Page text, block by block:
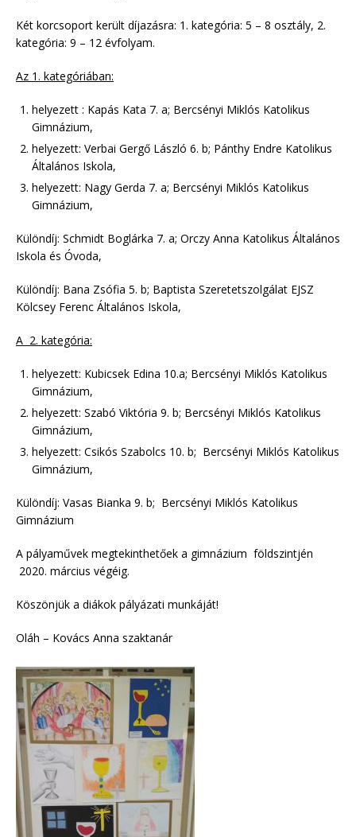
Két korcsoport került díjazásra: 1. kategória: 5 – 8 osztály, 2.
kategória: 9 – 12 évfolyam.
Az 1. kategóriában:
helyezett : Kapás Kata 7. a; Bercsényi Miklós Katolikus
Gimnázium,
helyezett: Verbai Gergő László 6. b; Pánthy Endre Katolikus
Általános Iskola,
helyezett: Nagy Gerda 7. a; Bercsényi Miklós Katolikus
Gimnázium,
Különdíj: Schmidt Boglárka 7. a; Orczy Anna Katolikus Általános
Iskola és Óvoda,
Különdíj: Bana Zsófia 5. b; Baptista Szeretetszolgálat EJSZ
Kölcsey Ferenc Általános Iskola,
A 2. kategória:
helyezett: Kubicsek Edina 10.a; Bercsényi Miklós Katolikus
Gimnázium,
helyezett: Szabó Viktória 9. b; Bercsényi Miklós Katolikus
Gimnázium,
helyezett: Csikós Szabolcs 10. b; Bercsényi Miklós Katolikus
Gimnázium,
Különdíj: Vasas Bianka 9. b; Bercsényi Miklós Katolikus
Gimnázium
A pályaművek megtekinthetőek a gimnázium földszintjén
2020. március végéig.
Köszönjük a diákok pályázati munkáját!
Oláh – Kovács Anna szaktanár